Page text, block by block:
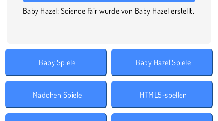
Baby Hazel: Science Fair wurde von Baby Hazel erstellt.
Baby Spiele Baby Hazel Spiele
Mädchen Spiele HTML5-spellen